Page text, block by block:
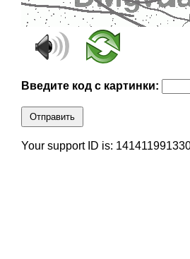
Введите код с картинки:
Отправить
Your support ID is: